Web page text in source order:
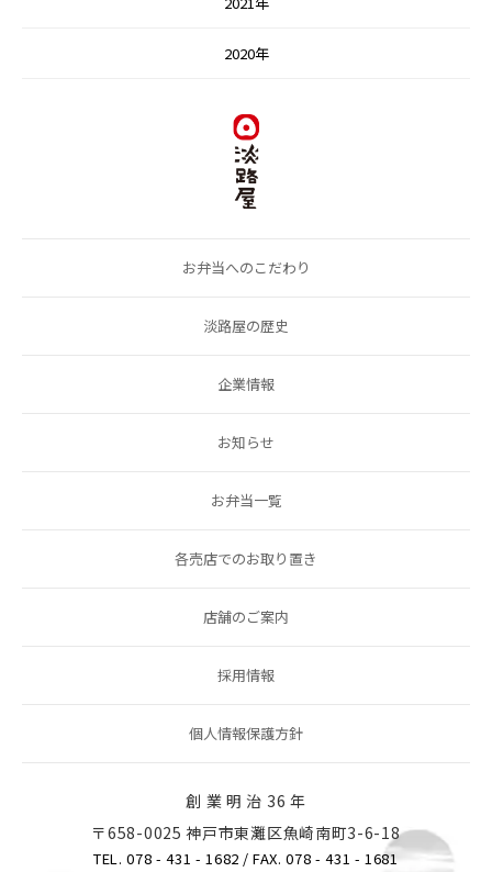
2020年
お弁当へのこだわり
淡路屋の歴史
企業情報
お知らせ
お弁当一覧
各売店でのお取り置き
店舗のご案内
採用情報
個人情報保護方針
創 業 明 治 36 年
〒658-0025 神戸市東灘区魚崎南町3-6-18
TEL. 078 - 431 - 1682 / FAX. 078 - 431 - 1681